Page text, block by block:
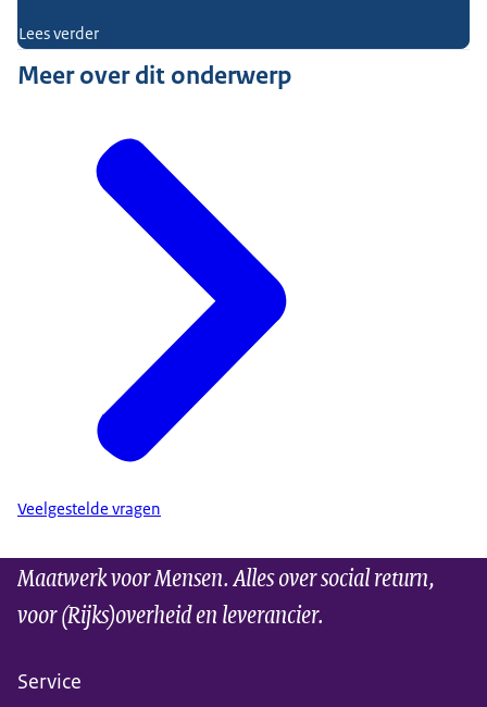
Lees verder
Meer over dit onderwerp
Veelgestelde vragen
Maatwerk voor Mensen. Alles over social return,
voor (Rijks)overheid en leverancier.
Service